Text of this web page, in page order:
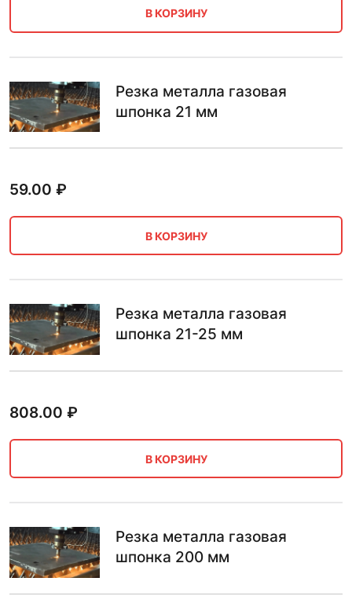
В КОРЗИНУ
Резка металла газовая
шпонка 21 мм
59.00 ₽
В КОРЗИНУ
Резка металла газовая
шпонка 21-25 мм
808.00 ₽
В КОРЗИНУ
Резка металла газовая
шпонка 200 мм